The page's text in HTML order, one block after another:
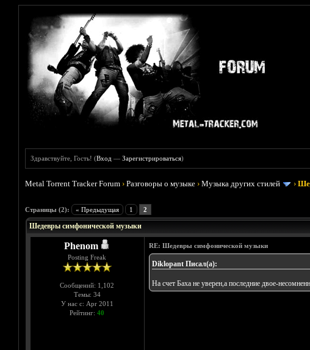
Здравствуйте, Гость! (Вход —Зарегистрироваться)
Metal Torrent Tracker Forum ›Разговоры о музыке ›Музыка других стилей ›
Страницы (2): « Предыдущая 1 2
Голосов: 0 - Средняя оценка: 0
1
2
3
4
5
Шедевры симфонической музыки
Phenom
Posting Freak
Сообщений: 1,102
Темы: 34
У нас с: Apr 2011
Рейтинг: 40
RE: Шедевры симфонической музыки
Diklopant Писал(а):
На счет Баха не уверен,а последние двое-